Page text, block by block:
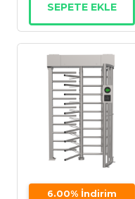
SEPETE EKLE
6.00% İndirim